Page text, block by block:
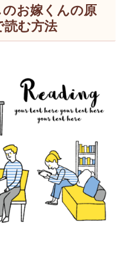
お嫁くんの原
読む方法